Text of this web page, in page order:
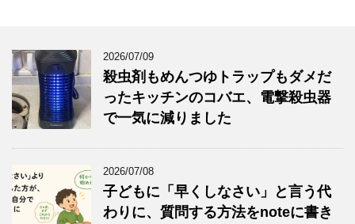
2026/07/09
殺虫剤もめんつゆトラップもダメだ
ったキッチンのコバエ、電撃殺虫器
で一気に減りました
2026/07/08
子どもに「早くしなさい」と言う代
わりに、質問する方法をnoteに書き